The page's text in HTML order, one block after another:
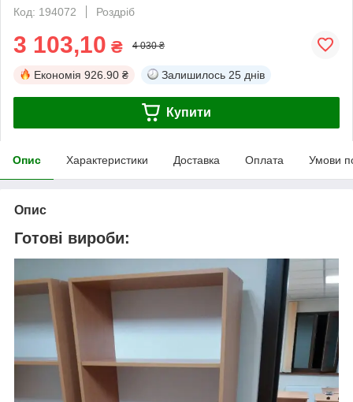
Код: 194072
Роздріб
3 103,10 ₴ 4 030 ₴
Економія 926.90 ₴ Залишилось 25 днів
Купити
Опис Характеристики Доставка Оплата Умови
Опис
Готові вироби: